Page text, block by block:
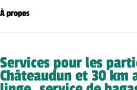
À propos
Services pour les
Châteaudun et 30